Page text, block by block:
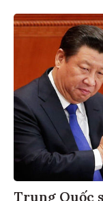
Trung Quốc